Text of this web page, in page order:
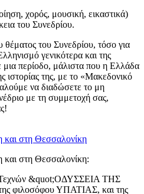
χορός, μουσική, εικαστικά)
του Συνεδρίου.
θέματος του Συνεδρίου, τόσο για
γενικότερα και της
μια περίοδο, μάλιστα που η Ελλάδα
ιστορίας της, με το «Μακεδονικό
να διαδώσετε το μη
με τη συμμετοχή σας,
και στη Θεσσαλονίκη
και στη Θεσσαλονίκη:
Τεχνών &quot;ΟΔΥΣΣΕΙΑ ΤΗΣ
φιλοσόφου ΥΠΑΤΙΑΣ, και της